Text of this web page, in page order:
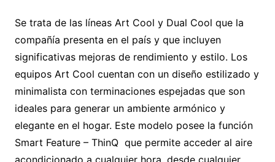
Se trata de las líneas Art Cool y Dual Cool que la
compañía presenta en el país y que incluyen
significativas mejoras de rendimiento y estilo. Los
equipos Art Cool cuentan con un diseño estilizado y
minimalista con terminaciones espejadas que son
ideales para generar un ambiente armónico y
elegante en el hogar. Este modelo posee la función
Smart Feature – ThinQ que permite acceder al aire
acondicionado a cualquier hora, desde cualquier